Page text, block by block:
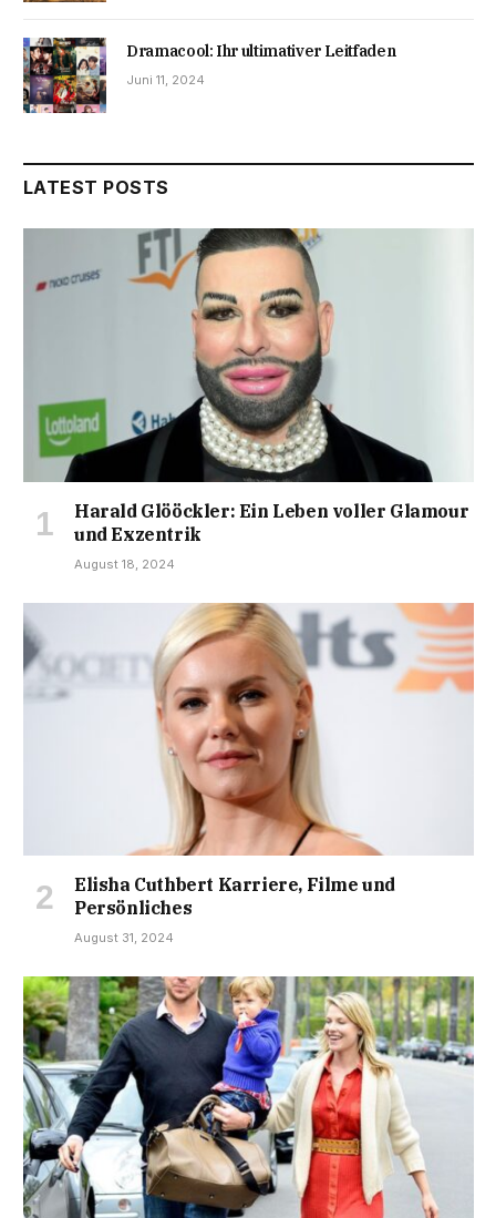
Dramacool: Ihr ultimativer Leitfaden
Juni 11, 2024
LATEST POSTS
Harald Glööckler: Ein Leben voller Glamour
und Exzentrik
August 18, 2024
Elisha Cuthbert Karriere, Filme und
Persönliches
August 31, 2024